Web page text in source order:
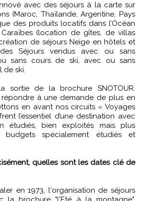
avec des séjours à la carte sur
(Maroc, Thaïlande, Argentine, Pays
des produits locatifs dans l’Océan
(location de gîtes, de villas
de séjours Neige en hôtels et
Séjours vendus avec ou sans
sans cours de ski, avec ou sans
de ski.
de la brochure SNOTOUR.
répondre à une demande de plus en
en avant nos circuits « Voyages
l’essentiel d’une destination avec
étudiés, bien exploités mais plus
spécialement étudiés et
quelles sont les dates clé de
en 1973, l'organisation de séjours